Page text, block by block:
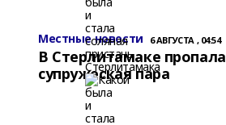
Местные новости 6 АВГУСТА , 04:54
В Стерлитамаке пропала
супружеская пара